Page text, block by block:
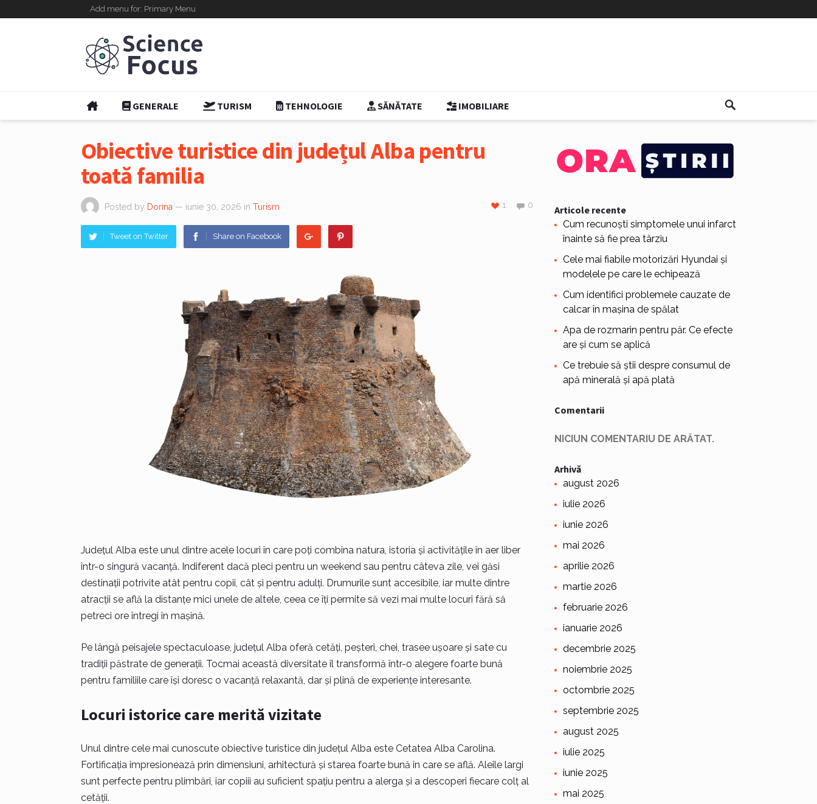
Add menu for: Primary Menu
GENERALE TURISM TEHNOLOGIE SĂNĂTATE IMOBILIARE
Obiective turistice din județul Alba pentru
toată familia
Posted by Dorina — iunie 30, 2026 in Turism 0
1
Tweet on Twitter Share on Facebook
Județul Alba este unul dintre acele locuri în care poți combina natura, istoria și activitățile în aer liber
într-o singură vacanță. Indiferent dacă pleci pentru un weekend sau pentru câteva zile, vei găsi
destinații potrivite atât pentru copii, cât și pentru adulți. Drumurile sunt accesibile, iar multe dintre
atracții se află la distanțe mici unele de altele, ceea ce îți permite să vezi mai multe locuri fără să
petreci ore întregi în mașină.
Pe lângă peisajele spectaculoase, județul Alba oferă cetăți, peșteri, chei, trasee ușoare și sate cu
tradiții păstrate de generații. Tocmai această diversitate îl transformă într-o alegere foarte bună
pentru familiile care își doresc o vacanță relaxantă, dar și plină de experiențe interesante.
Locuri istorice care merită vizitate
Unul dintre cele mai cunoscute obiective turistice din județul Alba este Cetatea Alba Carolina.
Fortificația impresionează prin dimensiuni, arhitectură și starea foarte bună în care se află. Aleile largi
sunt perfecte pentru plimbări, iar copiii au suficient spațiu pentru a alerga și a descoperi fiecare colț al
cetății.
Articole recente
Cum recunoști simptomele unui infarct
înainte să fie prea târziu
Cele mai fiabile motorizări Hyundai și
modelele pe care le echipează
Cum identifici problemele cauzate de
calcar în mașina de spălat
Apa de rozmarin pentru păr. Ce efecte
are și cum se aplică
Ce trebuie să știi despre consumul de
apă minerală și apă plată
Comentarii
NICIUN COMENTARIU DE ARĂTAT.
Arhivă
august 2026
iulie 2026
iunie 2026
mai 2026
aprilie 2026
martie 2026
februarie 2026
ianuarie 2026
decembrie 2025
noiembrie 2025
octombrie 2025
septembrie 2025
august 2025
iulie 2025
iunie 2025
mai 2025